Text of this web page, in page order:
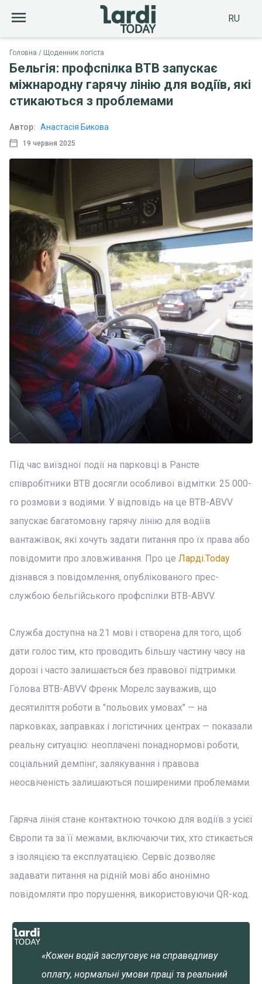
RU
Головна Щоденник логіста
Бельгія: профспілка BTB запускає
міжнародну гарячу лінію для водіїв, які
стикаються з проблемами
19 червня 2025
Автор: Анастасія Бикова
Під час виїздної події на парковці в Рансте
співробітники BTB досягли особливої відмітки: 25 000-
го розмови з водіями. У відповідь на це BTB-ABVV
запускає багатомовну гарячу лінію для водіїв
вантажівок, які хочуть задати питання про їх права або
повідомити про зловживання. Про це Ларді.Today
дізнався з повідомлення, опублікованого прес-
службою бельгійського профспілки BTB-ABVV.
Служба доступна на 21 мові і створена для того, щоб
дати голос тим, кто проводить більшу частину часу на
дорозі і часто залишається без правової підтримки.
Голова BTB-ABVV Френк Морелс зауважив, що
десятиліття роботи в "польових умовах" — на
парковках, заправках і логістичних центрах — показали
реальну ситуацію: неоплачені понаднормові роботи,
соціальний демпінг, залякування і правова
неосвіченість залишаються поширеними проблемами.
Гаряча лінія стане контактною точкою для водіїв з усієї
Європи та за її межами, включаючи тих, хто стикається
з ізоляцією та експлуатацією. Сервіс дозволяє
задавати питання на рідній мові або анонімно
повідомляти про порушення, використовуючи QR-код.
«Кожен водій заслуговує на справедливу
оплату, нормальні умови праці та реальний